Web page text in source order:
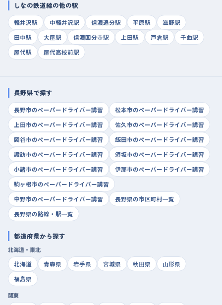
しなの鉄道線の他の駅
軽井沢駅 中軽井沢駅 信濃追分駅 平原駅
滋野駅
田中駅
大屋駅 信濃国分寺駅 上田駅 戸倉駅
千曲駅
屋代駅
屋代高校前駅
長野県で探す
長野市のペーパードライバー講習
松本市のペーパードライバー講習
上田市のペーパードライバー講習
佐久市のペーパードライバー講習
岡谷市のペーパードライバー講習
飯田市のペーパードライバー講習
諏訪市のペーパードライバー講習
須坂市のペーパードライバー講習
小諸市のペーパードライバー講習
伊那市のペーパードライバー講習
駒ヶ根市のペーパードライバー講習
中野市のペーパードライバー講習
長野県の市区町村一覧
長野県の路線・駅一覧
都道府県から探す
北海道・東北
北海道
青森県 岩手県 宮城県 秋田県
山形県
福島県
関東